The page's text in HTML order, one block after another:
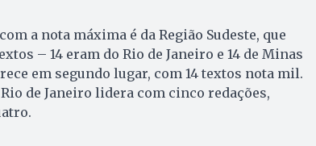
a nota máxima é da Região Sudeste, que
– 14 eram do Rio de Janeiro e 14 de Minas
em segundo lugar, com 14 textos nota mil.
de Janeiro lidera com cinco redações,